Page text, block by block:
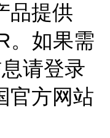
品提供
。如果需
请登录
官方网站